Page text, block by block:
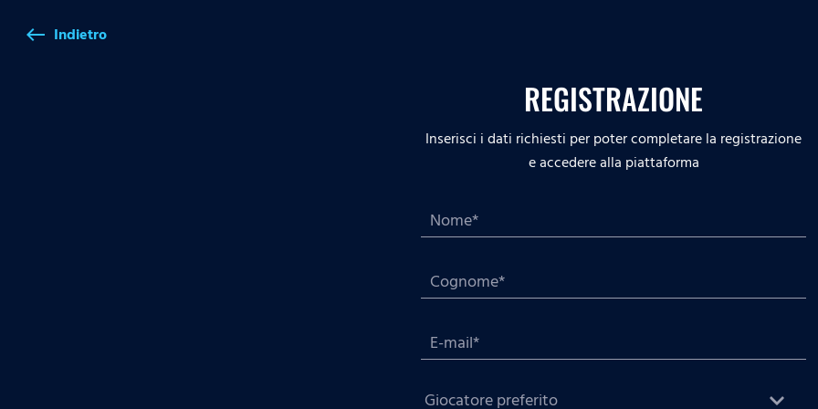
west Indietro
REGISTRAZIONE
Inserisci i dati richiesti per poter completare la registrazione
e accedere alla piattaforma